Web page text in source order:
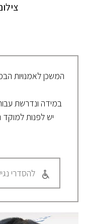
המשכן לאמנויות
במידה ונדרשת
יש לפנות למוקד
להסדרי